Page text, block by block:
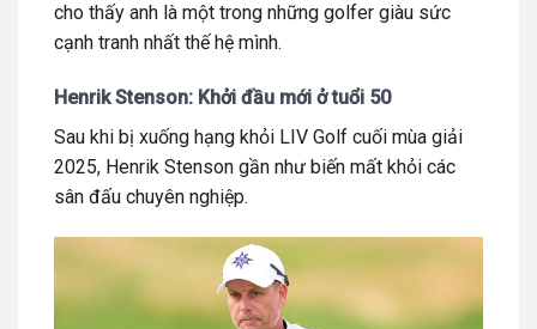
cho thấy anh là một trong những golfer giàu sức
cạnh tranh nhất thế hệ mình.
Henrik Stenson: Khởi đầu mới ở tuổi 50
Sau khi bị xuống hạng khỏi LIV Golf cuối mùa giải
2025, Henrik Stenson gần như biến mất khỏi các
sân đấu chuyên nghiệp.